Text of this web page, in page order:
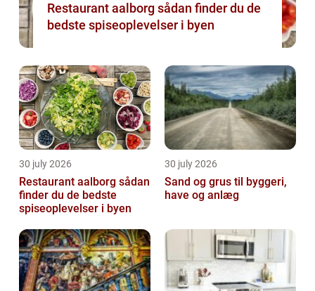
Restaurant aalborg sådan finder du de
bedste spiseoplevelser i byen
30 july 2026
Restaurant aalborg sådan
finder du de bedste
spiseoplevelser i byen
30 july 2026
Sand og grus til byggeri,
have og anlæg